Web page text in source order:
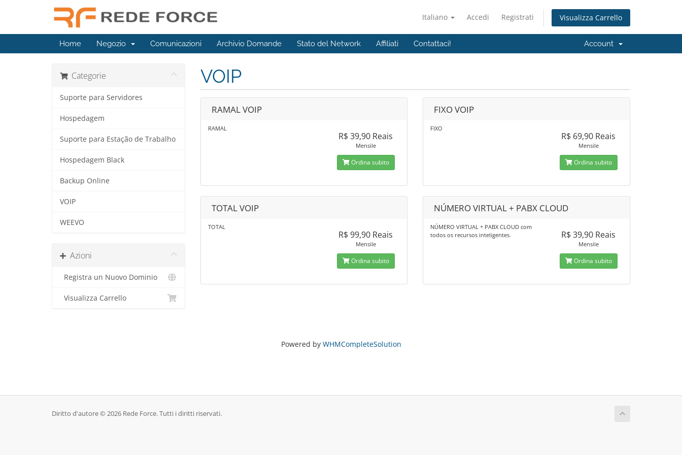
Italiano Accedi Registrati Visualizza Carrello
Home Negozio Comunicazioni Archivio Domande Stato del Network Affiliati Contattaci! Account
Categorie
Suporte para Servidores
Hospedagem
Suporte para Estação de Trabalho
Hospedagem Black
Backup Online
VOIP
WEEVO
Azioni
Registra un Nuovo Dominio
Visualizza Carrello
VOIP
RAMAL VOIP
RAMAL
R$ 39,90 Reais
Mensile
Ordina subito
FIXO VOIP
FIXO
R$ 69,90 Reais
Mensile
Ordina subito
TOTAL VOIP
TOTAL
R$ 99,90 Reais
Mensile
Ordina subito
NÚMERO VIRTUAL + PABX CLOUD
NÚMERO VIRTUAL + PABX CLOUD com
todos os recursos inteligentes.
R$ 39,90 Reais
Mensile
Ordina subito
Powered by WHMCompleteSolution
Diritto d'autore © 2026 Rede Force. Tutti i diritti riservati.